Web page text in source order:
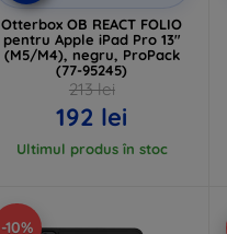
Otterbox OB REACT FOLIO
pentru Apple iPad Pro 13"
(M5/M4), negru, ProPack
(77-95245)
213 lei
192 lei
Ultimul produs în stoc
-10%